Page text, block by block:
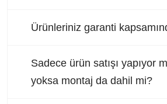
Ürünleriniz garanti
Sadece ürün satışı yapıyor
yoksa montaj da dahil mi?